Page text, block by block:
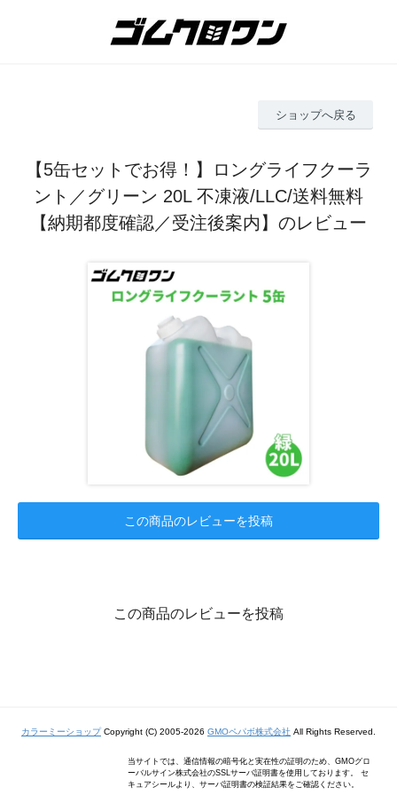
ショップへ戻る
【5缶セットでお得！】ロングライフクーラ
ント／グリーン 20L 不凍液/LLC/送料無料
【納期都度確認／受注後案内】のレビュー
この商品のレビューを投稿
この商品のレビューを投稿
カラーミーショップCopyright (C) 2005-2026 GMOペパボ株式会社 All Rights Reserved.
当サイトでは、通信情報の暗号化と実在性の証明のため、GMOグロ
ーバルサイン株式会社のSSLサーバ証明書を使用しております。 セ
キュアシールより、サーバ証明書の検証結果をご確認ください。